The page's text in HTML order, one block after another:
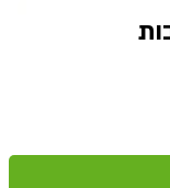
4 להבות